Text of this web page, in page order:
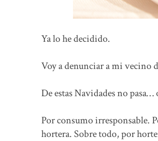
Ya lo he decidido.
Voy a denunciar a mi vecino
De estas Navidades no
Por consumo irresponsable.
hortera. Sobre todo, por